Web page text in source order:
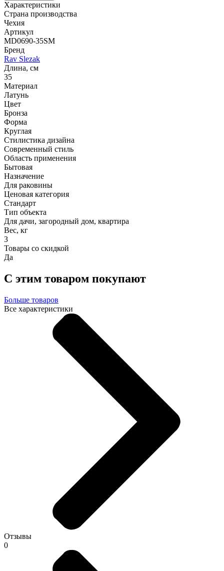
Характеристики
Страна производства
Чехия
Артикул
MD0690-35SM
Бренд
Rav Slezak
Длина, см
35
Материал
Латунь
Цвет
Бронза
Форма
Круглая
Стилистика дизайна
Современный стиль
Область применения
Бытовая
Назначение
Для раковины
Ценовая категория
Стандарт
Тип объекта
Для дачи, загородный дом, квартира
Вес, кг
3
Товары со скидкой
Да
С этим товаром покупают
Больше товаров
Все характеристики
Отзывы
0